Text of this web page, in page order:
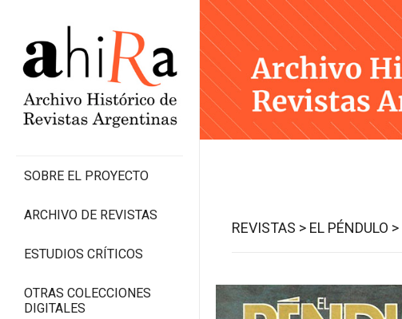
SOBRE EL PROYECTO
ARCHIVO DE REVISTAS
ESTUDIOS CRÍTICOS
OTRAS COLECCIONES
DIGITALES
REVISTAS > EL PÉNDULO >